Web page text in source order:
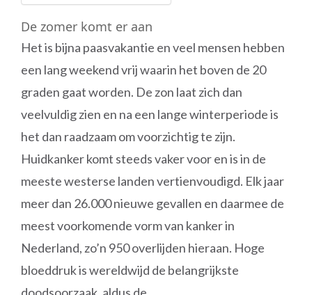
De zomer komt er aan
Het is bijna paasvakantie en veel mensen hebben
een lang weekend vrij waarin het boven de 20
graden gaat worden. De zon laat zich dan
veelvuldig zien en na een lange winterperiode is
het dan raadzaam om voorzichtig te zijn.
Huidkanker komt steeds vaker voor en is in de
meeste westerse landen vertienvoudigd. Elk jaar
meer dan 26.000 nieuwe gevallen en daarmee de
meest voorkomende vorm van kanker in
Nederland, zo’n 950 overlijden hieraan. Hoge
bloeddruk is wereldwijd de belangrijkste